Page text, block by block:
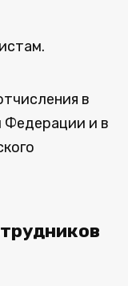
в
Федерации и в